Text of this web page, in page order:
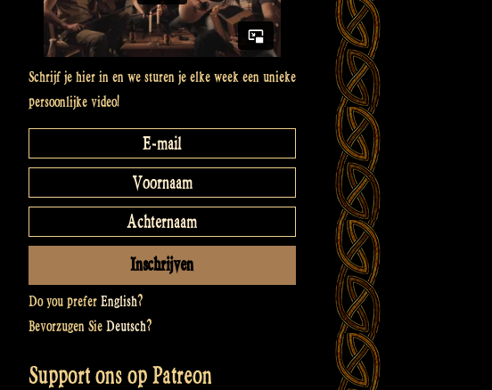
Schrijf je hier in en we sturen je elke week een unieke
persoonlijke video!
Do you prefer English?
Bevorzugen Sie Deutsch?
Support ons op Patreon